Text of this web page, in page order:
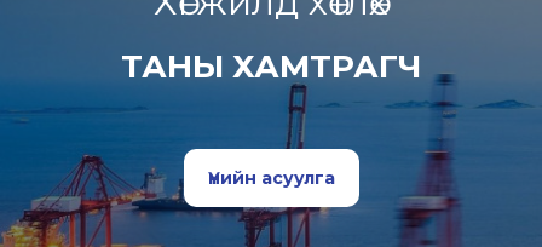
ТАНЫ ХАМТРАГЧ
Үнийн асуулга